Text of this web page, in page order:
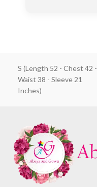
S (Length 52 - Chest 42 -
Waist 38 - Sleeve 21
Inches)